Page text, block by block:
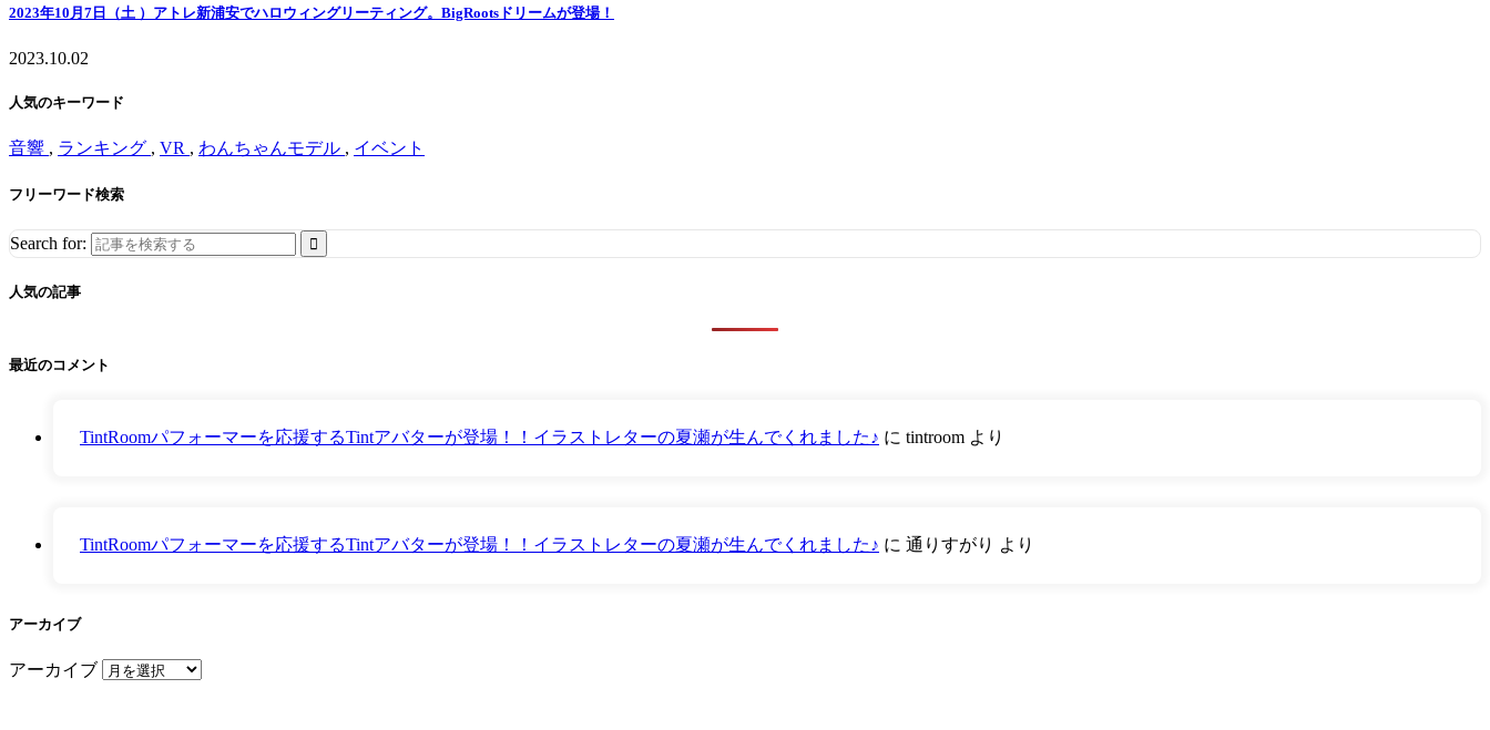
2023年10月7日（土 ）アトレ新浦安でハロウィングリーティング。BigRootsドリームが登場！
2023.10.02
人気のキーワード
音響 , ランキング , VR , わんちゃんモデル , イベント
フリーワード検索
Search for:
人気の記事
最近のコメント
TintRoomパフォーマーを応援するTintアバターが登場！！イラストレターの夏瀬が生んでくれました♪ に tintroom より
TintRoomパフォーマーを応援するTintアバターが登場！！イラストレターの夏瀬が生んでくれました♪ に 通りすがり より
アーカイブ
アーカイブ